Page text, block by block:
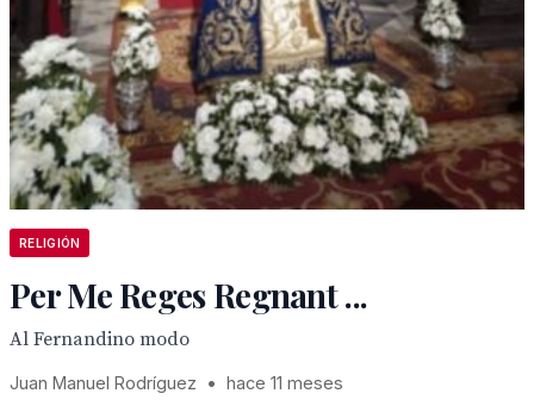
RELIGIÓN
Per Me Reges Regnant ...
Al Fernandino modo
Juan Manuel Rodríguez • hace 11 meses